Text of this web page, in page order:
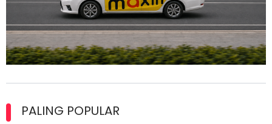
lesen separuh pertama 2026
PALING POPULAR